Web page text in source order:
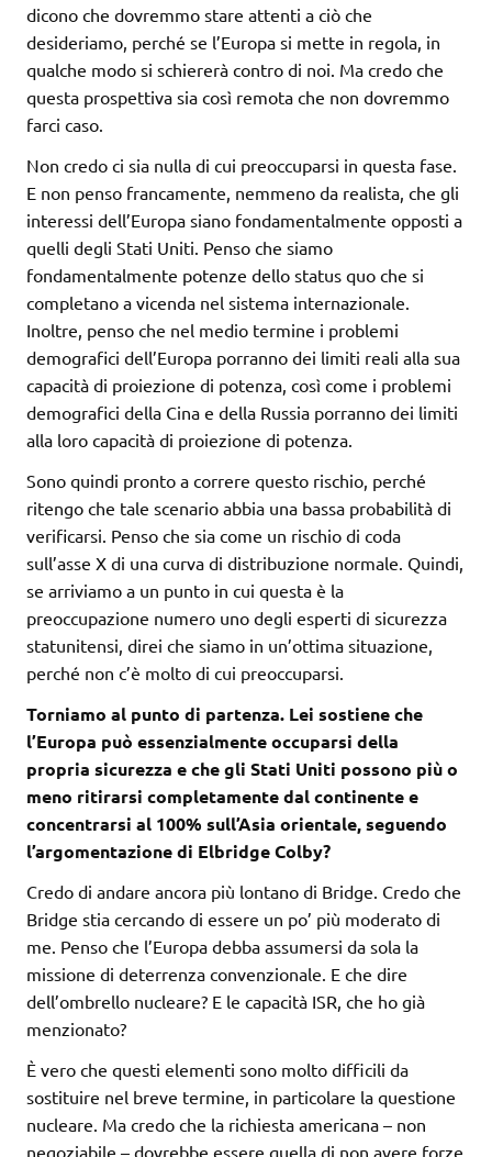
dicono che dovremmo stare attenti a ciò che
desideriamo, perché se l’Europa si mette in regola, in
qualche modo si schiererà contro di noi. Ma credo che
questa prospettiva sia così remota che non dovremmo
farci caso.
Non credo ci sia nulla di cui preoccuparsi in questa fase.
E non penso francamente, nemmeno da realista, che gli
interessi dell’Europa siano fondamentalmente opposti a
quelli degli Stati Uniti. Penso che siamo
fondamentalmente potenze dello status quo che si
completano a vicenda nel sistema internazionale.
Inoltre, penso che nel medio termine i problemi
demografici dell’Europa porranno dei limiti reali alla sua
capacità di proiezione di potenza, così come i problemi
demografici della Cina e della Russia porranno dei limiti
alla loro capacità di proiezione di potenza.
Sono quindi pronto a correre questo rischio, perché
ritengo che tale scenario abbia una bassa probabilità di
verificarsi. Penso che sia come un rischio di coda
sull’asse X di una curva di distribuzione normale. Quindi,
se arriviamo a un punto in cui questa è la
preoccupazione numero uno degli esperti di sicurezza
statunitensi, direi che siamo in un’ottima situazione,
perché non c’è molto di cui preoccuparsi.
Torniamo al punto di partenza. Lei sostiene che
l’Europa può essenzialmente occuparsi della
propria sicurezza e che gli Stati Uniti possono più o
meno ritirarsi completamente dal continente e
concentrarsi al 100% sull’Asia orientale, seguendo
l’argomentazione di Elbridge Colby?
Credo di andare ancora più lontano di Bridge. Credo che
Bridge stia cercando di essere un po’ più moderato di
me. Penso che l’Europa debba assumersi da sola la
missione di deterrenza convenzionale. E che dire
dell’ombrello nucleare? E le capacità ISR, che ho già
menzionato?
È vero che questi elementi sono molto difficili da
sostituire nel breve termine, in particolare la questione
nucleare. Ma credo che la richiesta americana – non
negoziabile – dovrebbe essere quella di non avere forze